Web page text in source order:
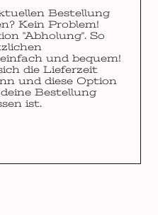
Bestellung
Kein Problem!
"Abholung". So
und bequem!
die Lieferzeit
und diese Option
Bestellung
ist.